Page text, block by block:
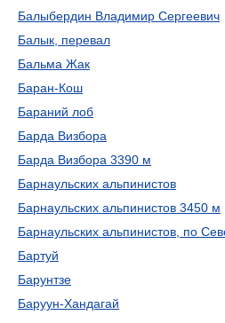
Балыбердин Владимир Сергеевич
Балык, перевал
Бальма Жак
Баран-Кош
Бараний лоб
Барда Визбора
Барда Визбора 3390 м
Барнаульских альпинистов
Барнаульских альпинистов 3450 м
Барнаульских альпинистов, по
Бартуй
Барунтзе
Баруун-Хандагай